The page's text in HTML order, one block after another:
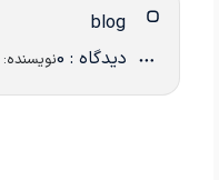
دیدگاه : 0 نویسنده: